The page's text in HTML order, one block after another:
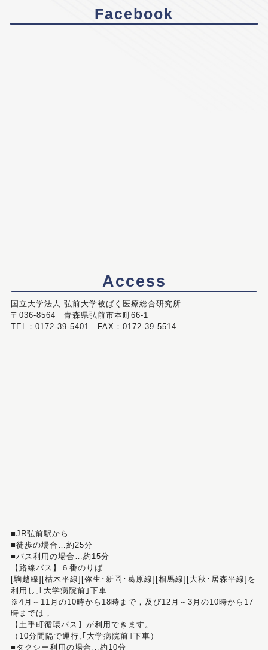
Facebook
Access
国立大学法人 弘前大学被ばく医療総合研究所
〒036-8564 青森県弘前市本町66-1
TEL：0172-39-5401 FAX：0172-39-5514
■JR弘前駅から
■徒歩の場合…約25分
■バス利用の場合…約15分
【路線バス】６番のりば
[駒越線][枯木平線][弥生･新岡･葛原線][相馬線][大秋･居森平線]を
利用し,｢大学病院前｣下車
※4月～11月の10時から18時まで，及び12月～3月の10時から17
時までは，
【土手町循環バス】が利用できます。
（10分間隔で運行,｢大学病院前｣下車）
■タクシー利用の場合…約10分